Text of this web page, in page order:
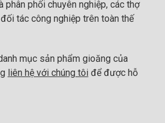
phân phối chuyên nghiệp, các thợ
tác công nghiệp trên toàn thế
mục sản phẩm gioăng của
liên hệ với chúng tôiđể được hỗ